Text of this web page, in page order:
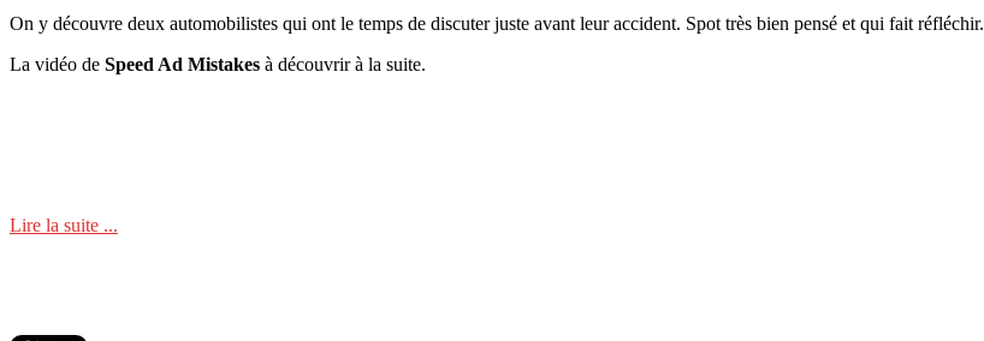
On y découvre deux automobilistes qui ont le temps de discuter juste avant leur accident. Spot très bien pensé et qui fait réfléchir.
La vidéo de Speed Ad Mistakes à découvrir à la suite.
Lire la suite ...